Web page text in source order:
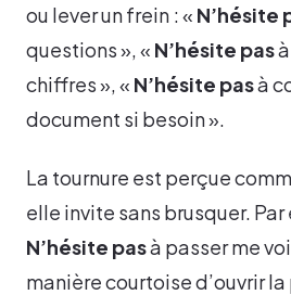
ou lever un frein : « N’hésite
questions », « N’hésite pas
chiffres », « N’hésite pasà
document si besoin ».
La tournure est perçue
elle invite sans brusquer. Par
N’hésite pasà passer me
manière courtoise d’ouvrir